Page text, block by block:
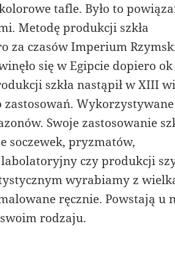
tafle. Było to
Metodę produkcji szkła
za czasów Imperium
się w Egipcie dopiero ok
szkła nastąpił w XIII
zastosowań.
Swoje zastosowanie
soczewek, pryzmatów,
czy produkcji
wyrabiamy z
ręcznie. Powstają u
rodzaju.